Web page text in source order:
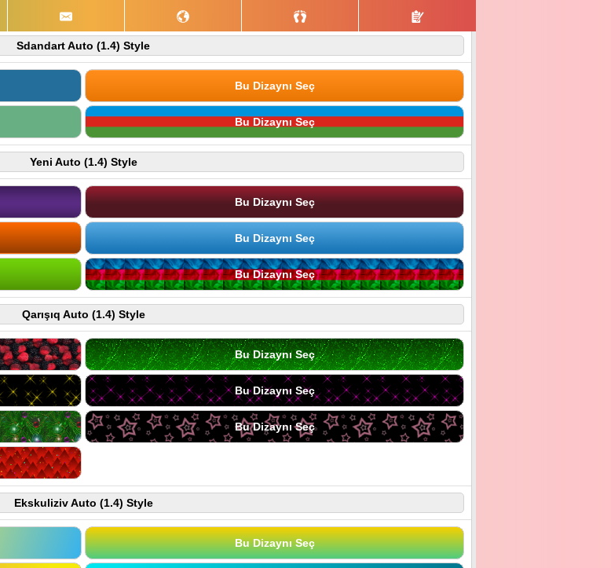
Sdandart Auto (1.4) Style
Bu Dizaynı Seç
Bu Dizaynı Seç
Yeni Auto (1.4) Style
Bu Dizaynı Seç
Bu Dizaynı Seç
Bu Dizaynı Seç
Qarışıq Auto (1.4) Style
Bu Dizaynı Seç
Bu Dizaynı Seç
Bu Dizaynı Seç
Ekskuliziv Auto (1.4) Style
Bu Dizaynı Seç